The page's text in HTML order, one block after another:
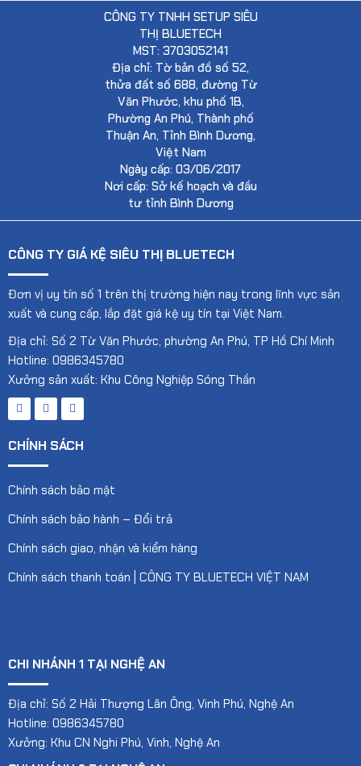
CÔNG TY TNHH SETUP SIÊU
THỊ BLUETECH
MST: 3703052141
Địa chỉ: Tờ bản đồ số 52,
thửa đất số 688, đường Từ
Văn Phước, khu phố 1B,
Phường An Phú, Thành phố
Thuận An, Tỉnh Bình Dương,
Việt Nam
Ngày cấp: 03/06/2017
Nơi cấp: Sở kế hoạch và đầu
tư tỉnh Bình Dương
CÔNG TY GIÁ KỆ SIÊU THỊ BLUETECH
Đơn vị uy tín số 1 trên thị trường hiện nay trong lĩnh vực sản
xuất và cung cấp, lắp đặt giá kệ uy tín tại Việt Nam.
Địa chỉ: Số 2 Từ Văn Phước, phường An Phú, TP Hồ Chí Minh
Hotline: 0986345780
Xưởng sản xuất: Khu Công Nghiệp Sóng Thần
CHÍNH SÁCH
Chính sách bảo mật
Chính sách bảo hành – Đổi trả
Chính sách giao, nhận và kiểm hàng
Chính sách thanh toán | CÔNG TY BLUETECH VIỆT NAM
CHI NHÁNH 1 TẠI NGHỆ AN
Địa chỉ: Số 2 Hải Thượng Lãn Ông, Vinh Phú, Nghệ An
Hotline: 0986345780
Xưởng: Khu CN Nghi Phú, Vinh, Nghệ An